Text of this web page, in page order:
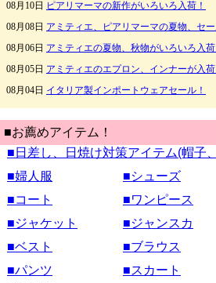
■お薦めアイテム！
■日差し、日焼け対策アイテム(帽子
■婦人服
■シューズ
■コート
■ワンピース
■ジャケット
■ジャンスカ
■ベスト
■ブラウス
■パンツ
■スカート